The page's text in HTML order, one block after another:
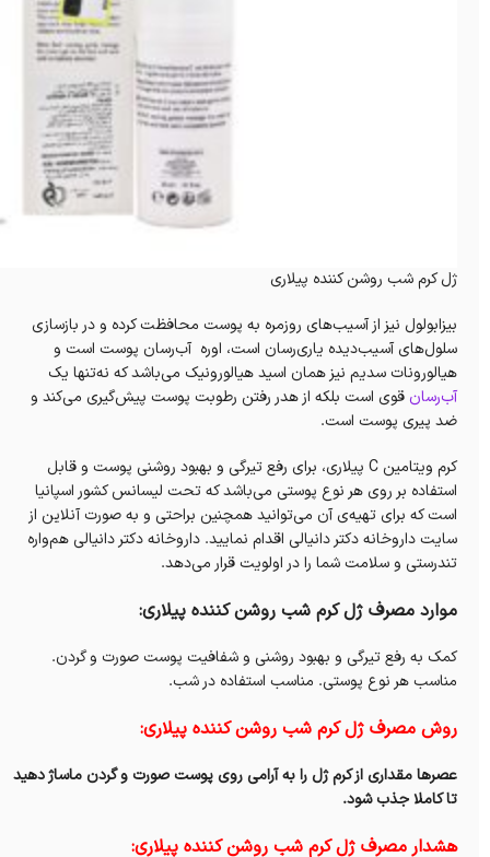
ژل کرم شب روشن کننده پیلاری
بیزابولول نیز از آسیب‌های روزمره به پوست محافظت کرده و در بازسازی
سلول‌های آسیب‌دیده یاری‌رسان است، اوره آب‌رسان پوست است و
هیالورونات سدیم نیز همان اسید هیالورونیک می‌باشد که نه‌تنها یک
آب‌رسان قوی است بلکه از هدر رفتن رطوبت پوست پیش‌گیری می‌کند و
ضد پیری پوست است.
کرم ویتامین C پیلاری، برای رفع تیرگی و بهبود روشنی پوست و قابل
استفاده بر روی هر نوع پوستی می‌باشد که تحت لیسانس کشور اسپانیا
است که برای تهیه‌ی آن می‌توانید همچنین براحتی و به صورت آنلاین از
سایت داروخانه‌ دکتر دانیالی اقدام نمایید. داروخانه‌ دکتر دانیالی هم‌واره
تندرستی و سلامت شما را در اولویت قرار می‌دهد.
موارد مصرف ژل کرم شب روشن کننده پیلاری:
کمک به رفع تیرگی و بهبود روشنی و شفافیت پوست صورت و‌‌ گردن.
مناسب هر نوع پوستی. مناسب استفاده در شب.
روش مصرف ژل کرم شب روشن کننده پیلاری:
عصرها مقداری از کرم ژل را به آرامی روی پوست صورت و گردن ماساژ دهید
تا کاملا جذب شود.
هشدار مصرف ژل کرم شب روشن کننده پیلاری: